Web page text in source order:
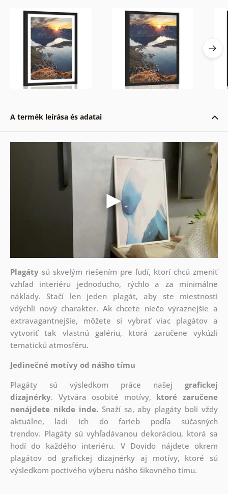
A termék leírása és adatai
Plagátysú skvelým riešením pre ľudí, ktorí chcú zmeniť
vzhľad interiéru jednoducho, rýchlo a za minimálne
náklady. Stačí len jeden plagát, aby ste miestnosti
vdýchli nový charakter. Ak chcete niečo výraznejšie a
extravagantnejšie, môžete si vybrať viac plagátov a
vytvoriť tak vlastnú galériu, ktorá zaručene vykúzli
tematickú atmosféru.
Jedinečné motívy od nášho tímu
Plagáty sú výsledkom práce našejgrafickej
dizajnérky. Vytvára osobité motívy, ktoré zaručene
nenájdete nikde inde.Snaží sa, aby plagáty boli vždy
aktuálne, ladí ich do farieb podľa súčasných
trendov. Plagáty sú vyhľadávanou dekoráciou, ktorá sa
hodí do každého interiéru. V Dovido nájdete okrem
plagátov od grafickej dizajnérky aj motívy, ktoré sú
výsledkom poctivého výberu nášho šikovného tímu.